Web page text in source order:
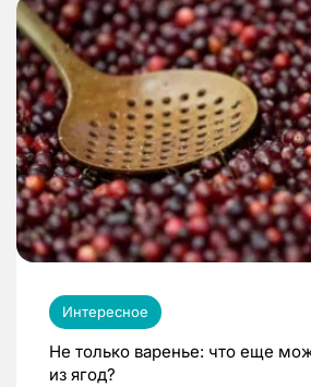
Интересное
Не только варенье: что еще
из ягод?